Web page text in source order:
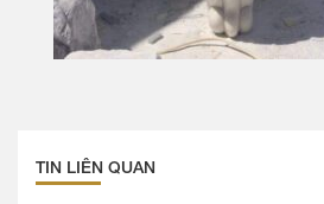
TIN LIÊN QUAN